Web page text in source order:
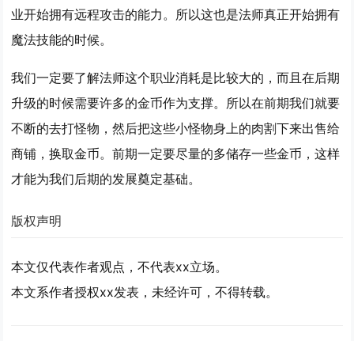
业开始拥有远程攻击的能力。所以这也是法师真正开始拥有
魔法技能的时候。
我们一定要了解法师这个职业消耗是比较大的，而且在后期
升级的时候需要许多的金币作为支撑。所以在前期我们就要
不断的去打怪物，然后把这些小怪物身上的肉割下来出售给
商铺，换取金币。前期一定要尽量的多储存一些金币，这样
才能为我们后期的发展奠定基础。
版权声明
本文仅代表作者观点，不代表xx立场。
本文系作者授权xx发表，未经许可，不得转载。